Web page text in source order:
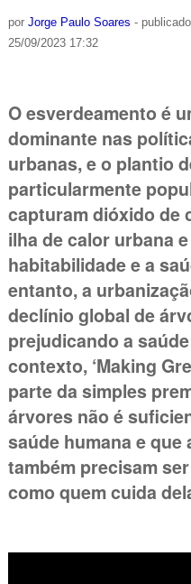
por Jorge Paulo Soares - publicado
25/09/2023 17:32
O esverdeamento é
dominante nas
urbanas, e o plantio
particularmente
capturam dióxido de
ilha de calor urbana
habitabilidade e a
entanto, a
declínio global de
prejudicando a
contexto, ‘Making
parte da simples
árvores não é
saúde humana e
também precisam
como quem cuida